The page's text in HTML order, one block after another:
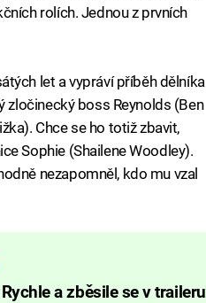
rolích. Jednou z prvních
let a vypráví příběh dělníka
zločinecký boss Reynolds (Ben
Chce se ho totiž zbavit,
Sophie (Shailene Woodley).
nezapomněl, kdo mu vzal
Rychle a zběsile se v traileru